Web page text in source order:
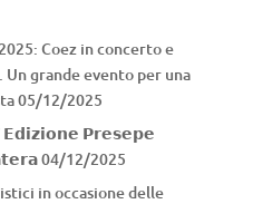
Coez in concerto e
grande evento per una
05/12/2025
𝗣𝗿𝗲𝘀𝗲𝗽𝗲
04/12/2025
in occasione delle